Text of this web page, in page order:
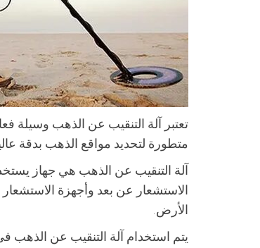
تعتبر آلة التنقيب عن الذهب وسيلة
متطورة لتحديد مواقع الذهب بدقة
آلة التنقيب عن الذهب هي جهاز
الاستشعار عن بعد وأجهزة
الأرض.
يتم استخدام آلة التنقيب عن الذهب